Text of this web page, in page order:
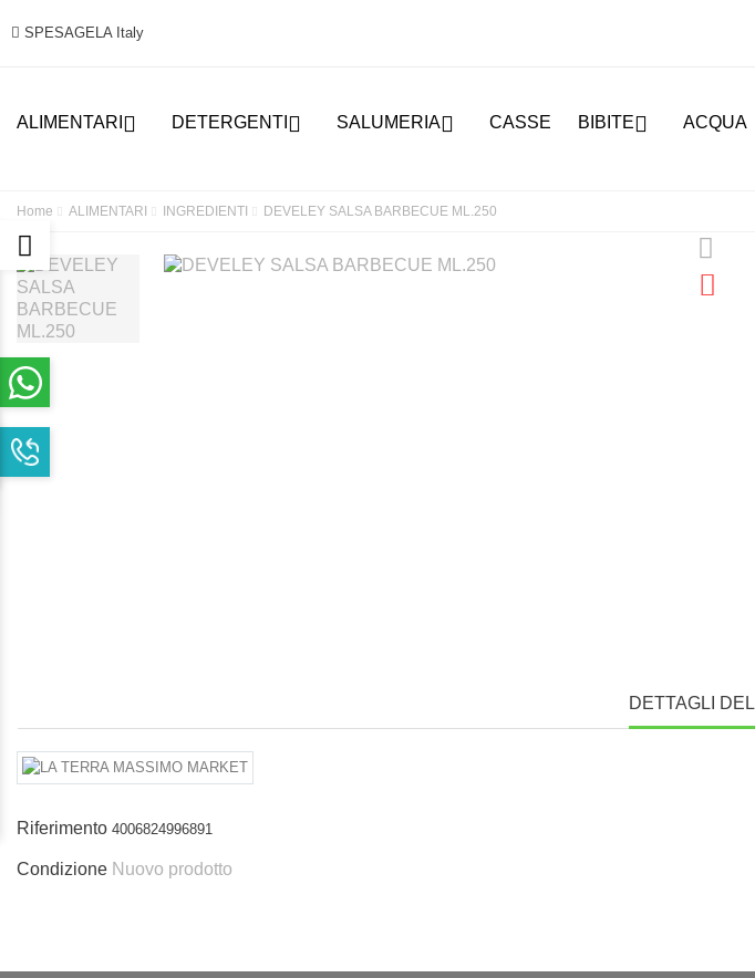
SPESAGELA Italy
ALIMENTARI  DETERGENTI  SALUMERIA CASSE BIBITE ACQUA
Home ALIMENTARI INGREDIENTI DEVELEY SALSA BARBECUE ML.250
DETTAGLI
Riferimento 4006824996891
Condizione Nuovo prodotto